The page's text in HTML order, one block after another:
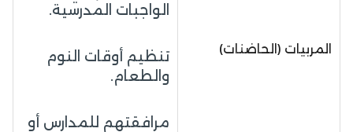
المربيات (الحاضنات)
الواجبات المدرسية.
تنظيم أوقات النوم
والطعام.
مرافقتهم للمدارس أو